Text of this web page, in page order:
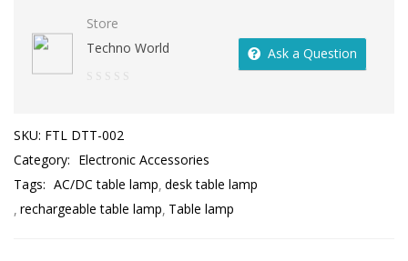
Store
Techno World
of
5
Ask a Question
SKU: FTL DTT-002
Category: Electronic Accessories
Tags: AC/DC table lamp desk table lamp
rechargeable table lamp Table lamp